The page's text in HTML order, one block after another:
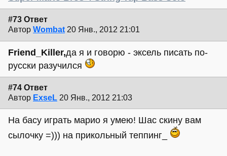
#73 Ответ
Автор Wombat 20 Янв., 2012 21:01
Friend_Killer,да я и говорю - эксель писать по-
русски разучился
#74 Ответ
Автор ExseL 20 Янв., 2012 21:03
На басу играть марио я умею! Шас скину вам
сылочку =))) на прикольный теппинг_